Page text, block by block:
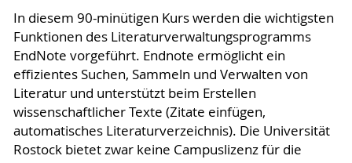
In diesem 90-minütigen Kurs werden die wichtigsten
Funktionen des Literaturverwaltungsprogramms
EndNote vorgeführt. Endnote ermöglicht ein
effizientes Suchen, Sammeln und Verwalten von
Literatur und unterstützt beim Erstellen
wissenschaftlicher Texte (Zitate einfügen,
automatisches Literaturverzeichnis). Die Universität
Rostock bietet zwar keine Campuslizenz für die